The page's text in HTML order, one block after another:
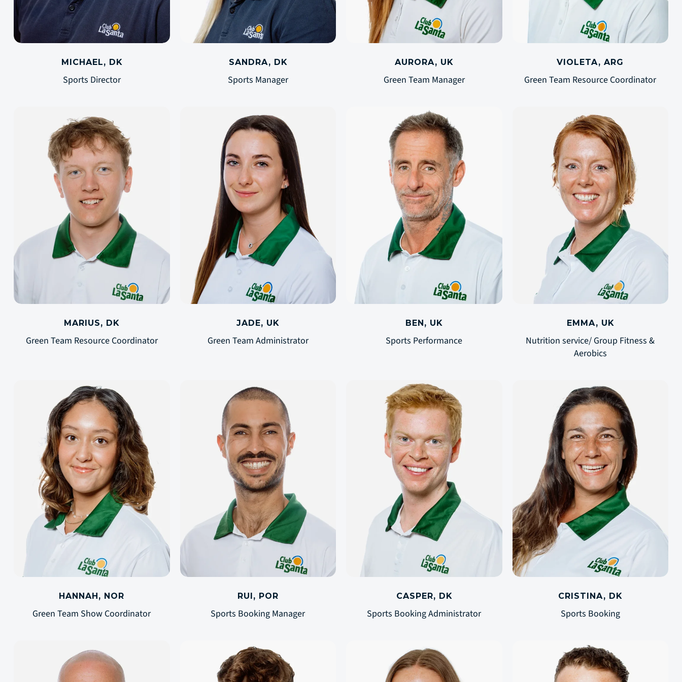
MICHAEL, DK
Sports Director
SANDRA, DK
Sports Manager
AURORA, UK
Green Team Manager
VIOLETA, ARG
Green Team Resource Coordinator
MARIUS, DK
Green Team Resource Coordinator
JADE, UK
Green Team Administrator
BEN, UK
Sports Performance
EMMA, UK
Nutrition service/ Group Fitness &
Aerobics
HANNAH, NOR
Green Team Show Coordinator
RUI, POR
Sports Booking Manager
CASPER, DK
Sports Booking Administrator
CRISTINA, DK
Sports Booking